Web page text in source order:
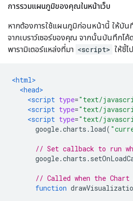
การรวมแผนภูมิของคุณในหน้าเว็บ
หากต้องการใช้แผนภูมิก่อนหน้านี้ ให้บันทึ
จากเบราว์เซอร์ของคุณ จากนั้นบันทึกโค้
พารามิเตอร์แหล่งที่มา <script> ให้ชี้ไ
<html>
<head>
<script type="text/
<script type="text/
<script type="text/
google.charts . load(
// Set callback to run
google.charts .
// Called when the
function